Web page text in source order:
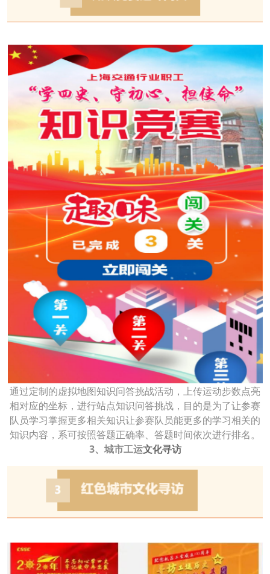
通过定制的虚拟地图知识问答挑战活动，上传运动步数点亮
相对应的坐标，进行站点知识问答挑战，目的是为了让参赛
队员学习掌握更多相关知识让参赛队员能更多的学习相关的
知识内容，系可按照答题正确率、答题时间依次进行排名。
3、城市工运文化寻访